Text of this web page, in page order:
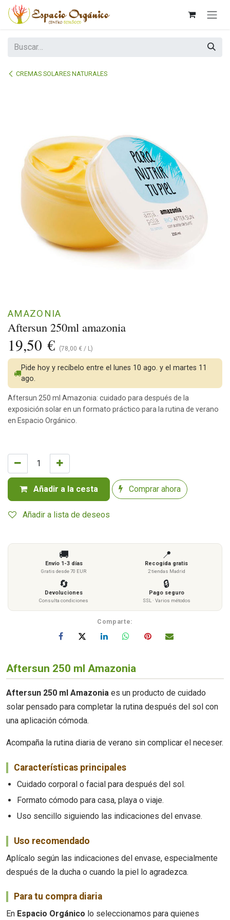
Ir al contenido
CREMAS SOLARES NATURALES
Aftersun 250ml amazonia
AMAZONIA
19,50 € (78,00 € / L )
Añadir a la cesta Comprar ahora
Añadir a lista de deseos
Pide hoy y recíbelo entre el lunes 10 ago. y el martes 11
ago.
Aftersun 250 ml Amazonia: cuidado para después de la
exposición solar en un formato práctico para la rutina de verano
en Espacio Orgánico.
🚚
Envío 1-3 días
Gratis desde 70 EUR
📍
Recogida gratis
2 tiendas Madrid
🔄
Devoluciones
Consulta condiciones
🔒
Pago seguro
SSL · Varios métodos
Comparte:
Aftersun 250 ml Amazonia
Aftersun 250 ml Amazonia es un producto de cuidado
solar pensado para completar la rutina después del sol con
una aplicación cómoda.
Acompaña la rutina diaria de verano sin complicar el neceser.
Características principales
Cuidado corporal o facial para después del sol.
Formato cómodo para casa, playa o viaje.
Uso sencillo siguiendo las indicaciones del envase.
Uso recomendado
Aplícalo según las indicaciones del envase, especialmente
después de la ducha o cuando la piel lo agradezca.
Para tu compra diaria
En Espacio Orgánico lo seleccionamos para quienes